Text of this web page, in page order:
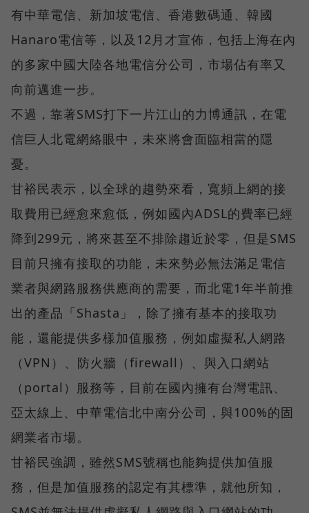
有中華電信、新加坡電信、香港數碼通、韓國
Hanaro電信等，以及12月才宣佈，包括上海在內
的多家中國大陸各地電信分公司，市場佔有率又
向前邁進一步。
不過，靠著SMS打下一片江山的力博通訊，在電
信巨人北電網絡眼中，未來將會面臨相當的隱
憂。
甘裕民表示，以全球的趨勢來看，寬頻上網的接
取費用已經愈來愈低，例如國內ADSL的費率已經
降到299元，將來甚至不排除趨近於零，但是SMS
目前只擁有接取的功能，未來勢必無法滿足電信
業者與網路服務供應商的需要，而北電1年半前推
出的產品「Shasta」，除了擁有基本的接取功
能，還能提供多樣加值服務，例如虛擬私人網路
（VPN）、防火牆（firewall）、與入口網站
（portal）服務等，目前在國內擁有台灣電訊、
亞太線上、中華電信北中南分公司，與100%的固
網業者市場。
甘裕民強調，雖然SMS號稱也能夠提供加值服
務，但是加值服務的認定有其標準，就他所知，